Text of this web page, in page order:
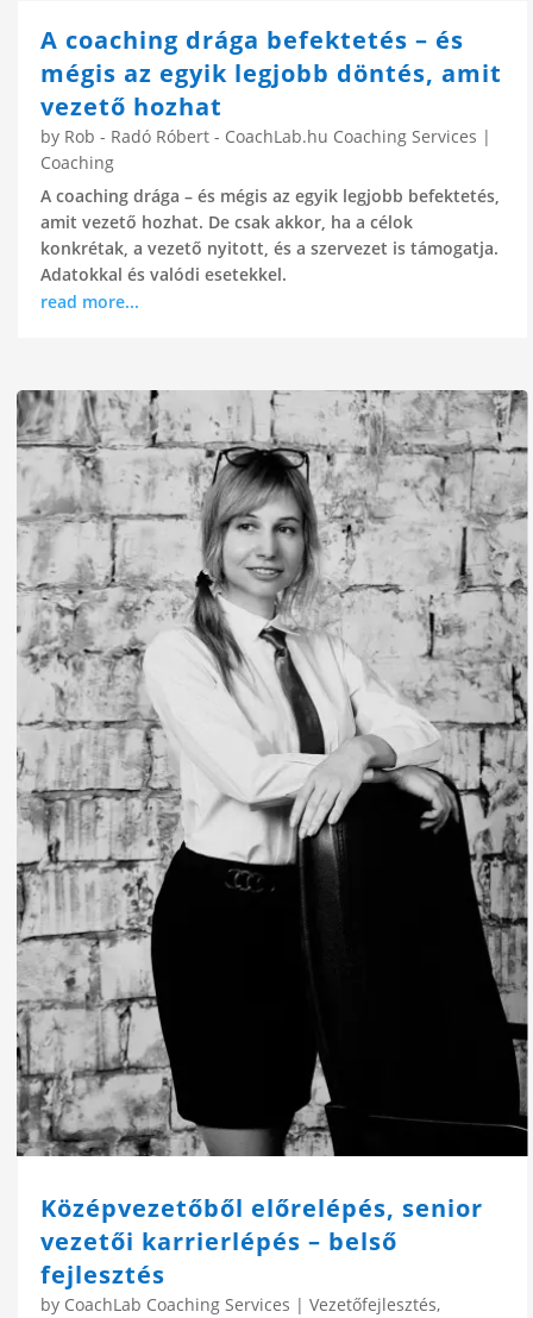
A coaching drága befektetés – és
mégis az egyik legjobb döntés, amit
vezető hozhat
by Rob - Radó Róbert - CoachLab.hu Coaching Services |
Coaching
A coaching drága – és mégis az egyik legjobb befektetés,
amit vezető hozhat. De csak akkor, ha a célok
konkrétak, a vezető nyitott, és a szervezet is támogatja.
Adatokkal és valódi esetekkel.
read more...
Középvezetőből előrelépés, senior
vezetői karrierlépés – belső
fejlesztés
by CoachLab Coaching Services | Vezetőfejlesztés,